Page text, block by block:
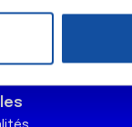
à partir de la
celles-ci
services.